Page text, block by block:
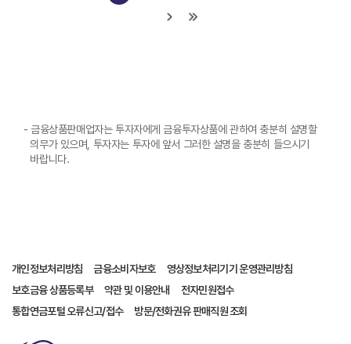
- 금융상품판매업자는 투자자에게 금융투자상품에 관하여 충분히 설명할
의무가 있으며, 투자자는 투자에 앞서 그러한 설명을 충분히 들으시기
바랍니다.
개인정보처리방침 금융소비자보호
영상정보처리기기 운영관리방침
보호금융 상품등록부
약관 및 이용안내
전자민원접수
통합연금포털 오류신고/접수
방문/전화권유 판매직원 조회